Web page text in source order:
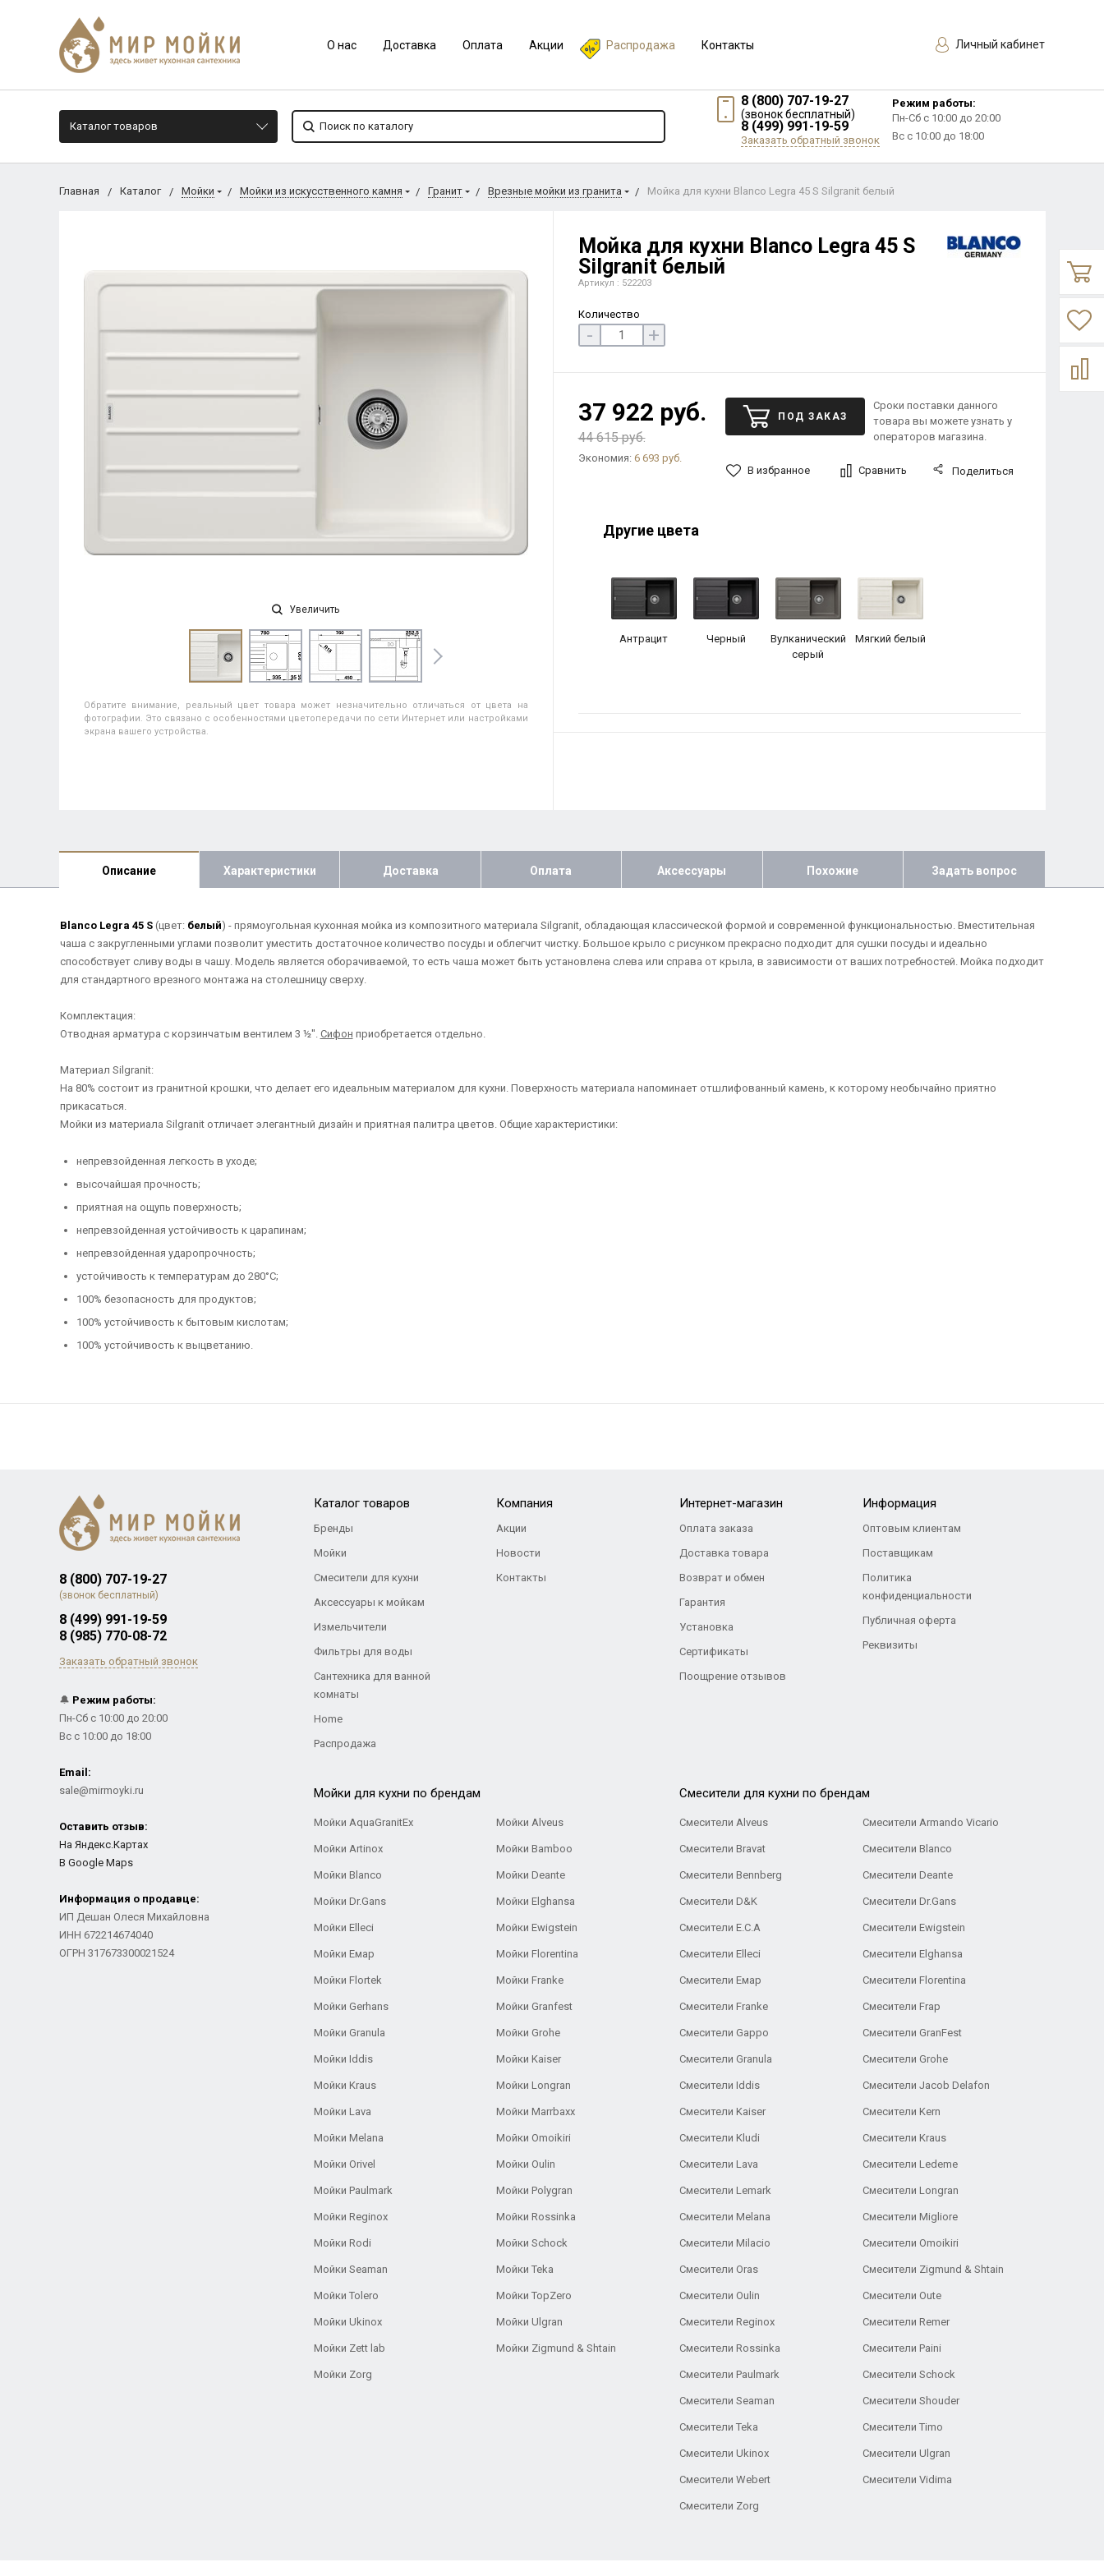
О нас Доставка Оплата Акции Распродажа Контакты Личный кабинет
Каталог товаров
8 (800) 707-19-27
(звонок бесплатный)
8 (499) 991-19-59
Заказать обратный звонок
Режим работы:
Пн-Сб с 10:00 до 20:00
Вс с 10:00 до 18:00
Главная Каталог Мойки Мойки из искусственного камня Гранит Врезные мойки из гранита Мойка для кухни Blanco Legra 45 S Silgranit белый
Увеличить
Обратите внимание, реальный цвет товара может незначительно отличаться от цвета на
фотографии. Это связано с особенностями цветопередачи по сети Интернет или настройками
экрана вашего устройства.
Мойка для кухни Blanco Legra 45 S
Silgranit белый
Артикул : 522203
Количество
- +
37 922 руб.
44 615 руб.
Экономия: 6 693 руб.
ПОД ЗАКАЗ
Сроки поставки данного
товара вы можете узнать у
операторов магазина.
В избранное Сравнить Поделиться
Другие цвета
Антрацит Черный
Вулканический
серый
Мягкий белый
Описание Характеристики Доставка Оплата Аксессуары Похожие Задать вопрос
Blanco Legra 45 S(цвет: белый) - прямоугольная кухонная мойка из композитного материала Silgranit, обладающая классической формой и современной функциональностью. Вместительная
чаша с закругленными углами позволит уместить достаточное количество посуды и облегчит чистку. Большое крыло с рисунком прекрасно подходит для сушки посуды и идеально
способствует сливу воды в чашу. Модель является оборачиваемой, то есть чаша может быть установлена слева или справа от крыла, в зависимости от ваших потребностей. Мойка подходит
для стандартного врезного монтажа на столешницу сверху.
Комплектация:
Отводная арматура с корзинчатым вентилем 3 ½''. Сифон приобретается отдельно.
Материал Silgranit:
На 80% состоит из гранитной крошки, что делает его идеальным материалом для кухни. Поверхность материала напоминает отшлифованный камень, к которому необычайно приятно
прикасаться.
Мойки из материала Silgranit отличает элегантный дизайн и приятная палитра цветов. Общие характеристики:
непревзойденная легкость в уходе;
высочайшая прочность;
приятная на ощупь поверхность;
непревзойденная устойчивость к царапинам;
непревзойденная ударопрочность;
устойчивость к температурам до 280°C;
100% безопасность для продуктов;
100% устойчивость к бытовым кислотам;
100% устойчивость к выцветанию.
8 (800) 707-19-27
(звонок бесплатный)
8 (499) 991-19-59
8 (985) 770-08-72
Заказать обратный звонок
🔔 Режим работы:
Пн-Сб с 10:00 до 20:00
Вс с 10:00 до 18:00
Email:
sale@mirmoyki.ru
Оставить отзыв:
На Яндекс.Картах
В Google Maps
Информация о продавце:
ИП Дешан Олеся Михайловна
ИНН 672214674040
ОГРН 317673300021524
Каталог товаров
Бренды
Мойки
Смесители для кухни
Аксессуары к мойкам
Измельчители
Фильтры для воды
Сантехника для ванной
комнаты
Home
Распродажа
Компания
Акции
Новости
Контакты
Интернет-магазин
Оплата заказа
Доставка товара
Возврат и обмен
Гарантия
Установка
Сертификаты
Поощрение отзывов
Информация
Оптовым клиентам
Поставщикам
Политика
конфиденциальности
Публичная оферта
Реквизиты
Мойки для кухни по брендам
Мойки AquaGranitEx Мойки Alveus
Мойки Artinox Мойки Bamboo
Мойки Blanco Мойки Deante
Мойки Dr.Gans Мойки Elghansa
Мойки Elleci Мойки Ewigstein
Мойки Емар Мойки Florentina
Мойки Flortek Мойки Franke
Мойки Gerhans Мойки Granfest
Мойки Granula Мойки Grohe
Мойки Iddis Мойки Kaiser
Мойки Kraus Мойки Longran
Мойки Lava Мойки Marrbaxx
Мойки Melana Мойки Omoikiri
Мойки Orivel Мойки Oulin
Мойки Paulmark Мойки Polygran
Мойки Reginox Мойки Rossinka
Мойки Rodi Мойки Schock
Мойки Seaman Мойки Teka
Мойки Tolero Мойки TopZero
Мойки Ukinox Мойки Ulgran
Мойки Zett lab Мойки Zigmund & Shtain
Мойки Zorg
Cмесители для кухни по брендам
Смесители Alveus Смесители Armando Vicario
Смесители Bravat Смесители Blanco
Смесители Bennberg Смесители Deante
Смесители D&K Смесители Dr.Gans
Смесители E.C.A Cмесители Ewigstein
Смесители Elleci Смесители Elghansa
Смесители Емар Смесители Florentina
Смесители Franke Смесители Frap
Смесители Gappo Смесители GranFest
Смесители Granula Смесители Grohe
Смесители Iddis Смесители Jacob Delafon
Смесители Kaiser Смесители Kern
Смесители Kludi Смесители Kraus
Смесители Lava Смесители Ledeme
Смесители Lemark Смесители Longran
Смесители Melana Смесители Migliore
Смесители Milacio Смесители Omoikiri
Смесители Oras Смесители Zigmund & Shtain
Смесители Oulin Смесители Oute
Смесители Reginox Смесители Remer
Смесители Rossinka Смесители Paini
Смесители Paulmark Смесители Schock
Смесители Seaman Смесители Shouder
Смесители Teka Смесители Timo
Смесители Ukinox Смесители Ulgran
Смесители Webert Смесители Vidima
Смесители Zorg